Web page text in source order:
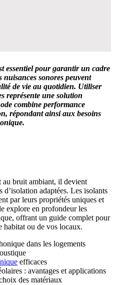
essentiel pour garantir un cadre
nuisances sonores peuvent
de vie au quotidien. Utiliser
représente une solution
combine performance
répondant ainsi aux besoins
au bruit ambiant, il devient
adaptées. Les isolants
par leurs propriétés uniques et
explore en profondeur les
offrant un guide complet pour
habitat ou de vos locaux.
dans les logements
efficaces
: avantages et applications
des matériaux